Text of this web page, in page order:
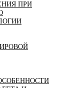
ПРИ